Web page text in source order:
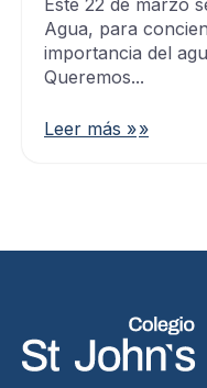
Este 22 de marzo
Agua, para
importancia del
Queremos...
Leer más »